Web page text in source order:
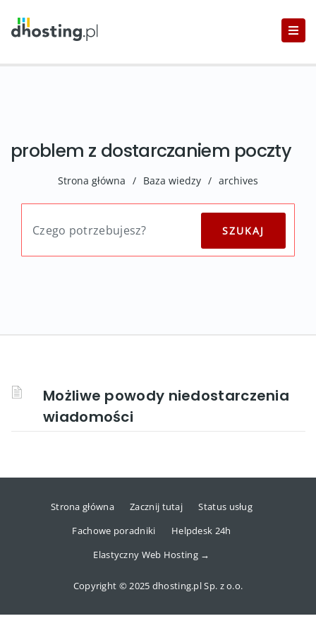
problem z dostarczaniem poczty
Strona główna / Baza wiedzy / archives
Możliwe powody niedostarczenia
wiadomości
Strona główna Zacznij tutaj
Status usług
Fachowe poradniki
Helpdesk 24h
Elastyczny Web Hosting →
Copyright © 2025 dhosting.pl Sp. z o.o.